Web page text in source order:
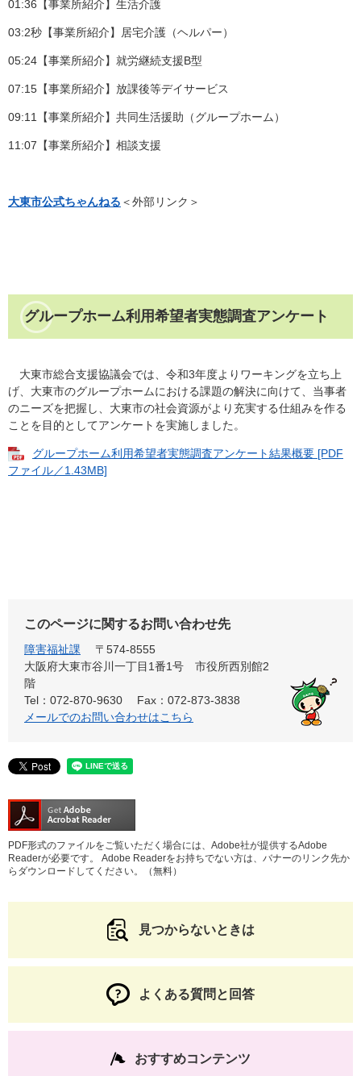
01:36【事業所紹介】生活介護
03:2秒【事業所紹介】居宅介護（ヘルパー）
05:24【事業所紹介】就労継続支援B型
07:15【事業所紹介】放課後等デイサービス
09:11【事業所紹介】共同生活援助（グループホーム）
11:07【事業所紹介】相談支援
大東市公式ちゃんねる ＜外部リンク＞
グループホーム利用希望者実態調査アンケート
大東市総合支援協議会では、令和3年度よりワーキングを立ち上
げ、大東市のグループホームにおける課題の解決に向けて、当事者
のニーズを把握し、大東市の社会資源がより充実する仕組みを作る
ことを目的としてアンケートを実施しました。
グループホーム利用希望者実態調査アンケート結果概要 [PDF
ファイル／1.43MB]
このページに関するお問い合わせ先
障害福祉課
〒574-8555
大阪府大東市谷川一丁目1番1号 市役所西別館2
階
Tel：072-870-9630
Fax：072-873-3838
メールでのお問い合わせはこちら
PDF形式のファイルをご覧いただく場合には、Adobe社が提供するAdobe
Readerが必要です。
Adobe Readerをお持ちでない方は、バナーのリンク先か
らダウンロードしてください。（無料）
見つからないときは
よくある質問と回答
おすすめコンテンツ